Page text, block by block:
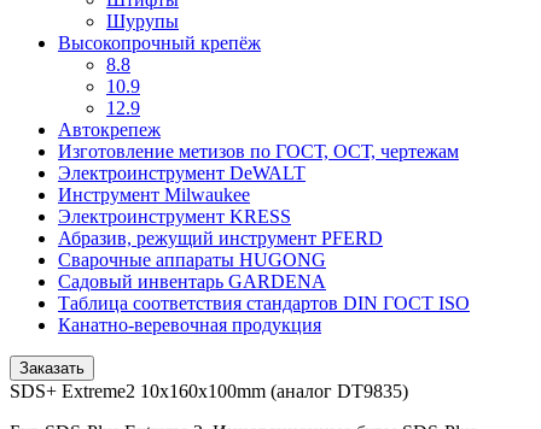
Шурупы
Высокопрочный крепёж
8.8
10.9
12.9
Автокрепеж
Изготовление метизов по ГОСТ, ОСТ, чертежам
Электроинструмент DeWALT
Инструмент Milwaukee
Электроинструмент KRESS
Абразив, режущий инструмент PFERD
Сварочные аппараты HUGONG
Садовый инвентарь GARDENA
Таблица соответствия стандартов DIN ГОСТ ISO
Канатно-веревочная продукция
Заказать
SDS+ Extreme2 10х160х100mm (аналог DT9835)